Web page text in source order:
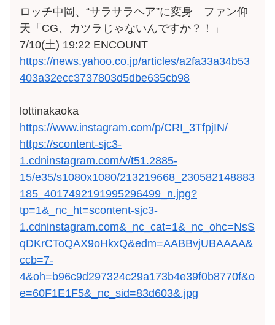
ロッチ中岡、“サラサラヘア”に変身 ファン仰
天「CG、カツラじゃないんですか？！」
7/10(土) 19:22 ENCOUNT
https://news.yahoo.co.jp/articles/a2fa33a34b53
403a32ecc3737803d5dbe635cb98
lottinakaoka
https://www.instagram.com/p/CRI_3TfpjIN/
https://scontent-sjc3-
1.cdninstagram.com/v/t51.2885-
15/e35/s1080x1080/213219668_230582148883
185_4017492191995296499_n.jpg?
tp=1&_nc_ht=scontent-sjc3-
1.cdninstagram.com&_nc_cat=1&_nc_ohc=NsS
qDKrCToQAX9oHkxQ&edm=AABBvjUBAAAA&
ccb=7-
4&oh=b96c9d297324c29a173b4e39f0b8770f&o
e=60F1E1F5&_nc_sid=83d603&.jpg